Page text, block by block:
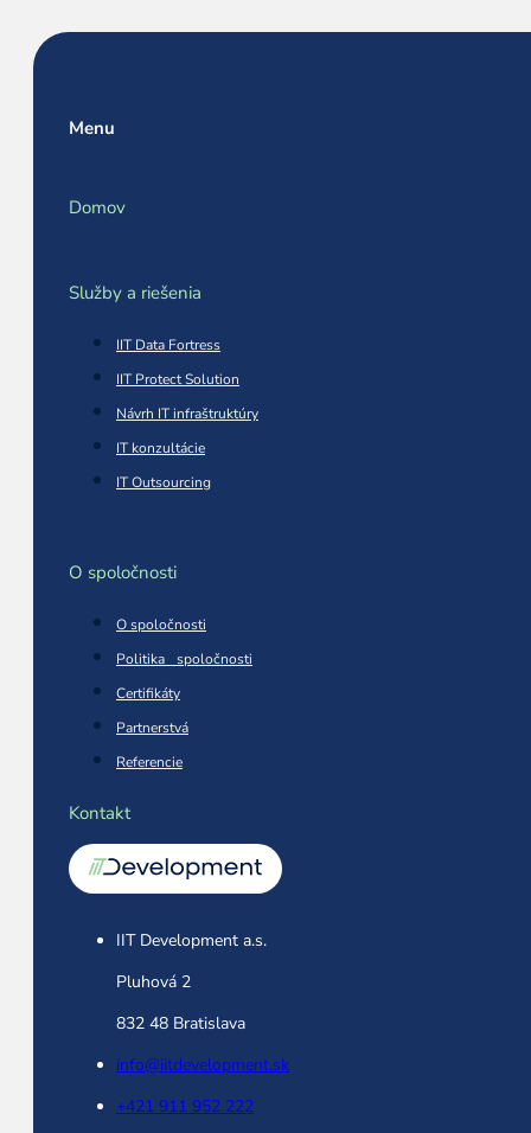
Menu
Domov
Služby a riešenia
IIT Data Fortress
IIT Protect Solution
Návrh IT infraštruktúry
IT konzultácie
IT Outsourcing
O spoločnosti
O spoločnosti
Politika spoločnosti
Certifikáty
Partnerstvá
Referencie
Kontakt
IIT Development a.s.
Pluhová 2
832 48 Bratislava
info@iitdevelopment.sk
+421 911 952 222